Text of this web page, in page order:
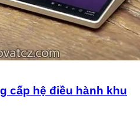
cấp hệ điều hành khu